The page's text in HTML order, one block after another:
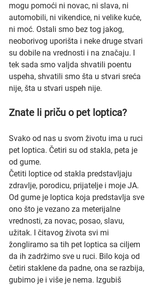
mogu pomoći ni novac, ni slava, ni
automobili, ni vikendice, ni velike kuće,
ni moć. Ostali smo bez tog jakog,
neoborivog uporišta i neke druge stvari
su dobile na vrednosti i na značaju. I
tek sada smo valjda shvatili poentu
uspeha, shvatili smo šta u stvari sreća
nije, šta u stvari uspeh nije.
Znate li priču o pet loptica?
Svako od nas u svom životu ima u ruci
pet loptica. Četiri su od stakla, peta je
od gume.
Četiti loptice od stakla predstavljaju
zdravlje, porodicu, prijatelje i moje JA.
Od gume je loptica koja predstavlja sve
ono što je vezano za meterijalne
vrednosti, za novac, posao, slavu,
užitak. I čitavog života svi mi
žongliramo sa tih pet loptica sa ciljem
da ih zadržimo sve u ruci. Bilo koja od
četiri staklene da padne, ona se razbija,
gubimo je i više je nema. Izgubiš